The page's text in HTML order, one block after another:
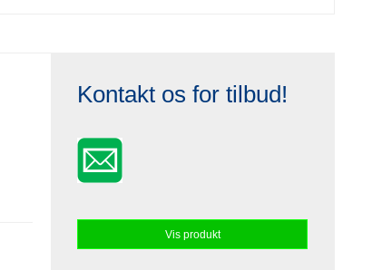
Kontakt os for tilbud!
Vis produkt